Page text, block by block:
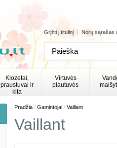
Grįžti į titulinį Norų sąrašas
Klozetai,
praustuvai ir
kita
Virtuvės
plautuvės
Pradžia / Gamintojai / Vaillant
Vaillant